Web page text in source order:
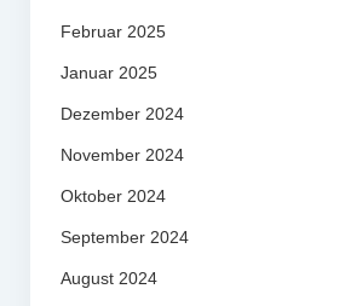
Februar 2025
Januar 2025
Dezember 2024
November 2024
Oktober 2024
September 2024
August 2024